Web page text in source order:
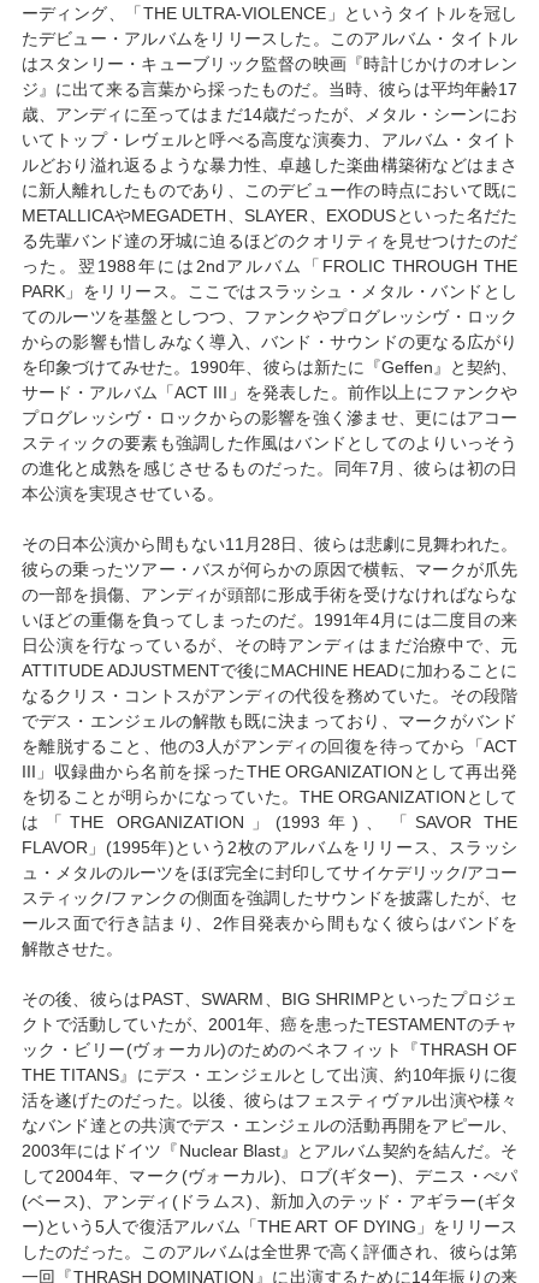
ーディング、「THE ULTRA-VIOLENCE」というタイトルを冠し
たデビュー・アルバムをリリースした。このアルバム・タイトル
はスタンリー・キューブリック監督の映画『時計じかけのオレン
ジ』に出て来る言葉から採ったものだ。当時、彼らは平均年齢17
歳、アンディに至ってはまだ14歳だったが、メタル・シーンにお
いてトップ・レヴェルと呼べる高度な演奏力、アルバム・タイト
ルどおり溢れ返るような暴力性、卓越した楽曲構築術などはまさ
に新人離れしたものであり、このデビュー作の時点において既に
METALLICAやMEGADETH、SLAYER、EXODUSといった名だた
る先輩バンド達の牙城に迫るほどのクオリティを見せつけたのだ
った。翌1988年には2ndアルバム「FROLIC THROUGH THE
PARK」をリリース。ここではスラッシュ・メタル・バンドとし
てのルーツを基盤としつつ、ファンクやプログレッシヴ・ロック
からの影響も惜しみなく導入、バンド・サウンドの更なる広がり
を印象づけてみせた。1990年、彼らは新たに『Geffen』と契約、
サード・アルバム「ACT III」を発表した。前作以上にファンクや
プログレッシヴ・ロックからの影響を強く滲ませ、更にはアコー
スティックの要素も強調した作風はバンドとしてのよりいっそう
の進化と成熟を感じさせるものだった。同年7月、彼らは初の日
本公演を実現させている。
その日本公演から間もない11月28日、彼らは悲劇に見舞われた。
彼らの乗ったツアー・バスが何らかの原因で横転、マークが爪先
の一部を損傷、アンディが頭部に形成手術を受けなければならな
いほどの重傷を負ってしまったのだ。1991年4月には二度目の来
日公演を行なっているが、その時アンディはまだ治療中で、元
ATTITUDE ADJUSTMENTで後にMACHINE HEADに加わることに
なるクリス・コントスがアンディの代役を務めていた。その段階
でデス・エンジェルの解散も既に決まっており、マークがバンド
を離脱すること、他の3人がアンディの回復を待ってから「ACT
III」収録曲から名前を採ったTHE ORGANIZATIONとして再出発
を切ることが明らかになっていた。THE ORGANIZATIONとして
は「THE ORGANIZATION」(1993年)、「SAVOR THE
FLAVOR」(1995年)という2枚のアルバムをリリース、スラッシ
ュ・メタルのルーツをほぼ完全に封印してサイケデリック/アコー
スティック/ファンクの側面を強調したサウンドを披露したが、セ
ールス面で行き詰まり、2作目発表から間もなく彼らはバンドを
解散させた。
その後、彼らはPAST、SWARM、BIG SHRIMPといったプロジェ
クトで活動していたが、2001年、癌を患ったTESTAMENTのチャ
ック・ビリー(ヴォーカル)のためのベネフィット『THRASH OF
THE TITANS』にデス・エンジェルとして出演、約10年振りに復
活を遂げたのだった。以後、彼らはフェスティヴァル出演や様々
なバンド達との共演でデス・エンジェルの活動再開をアピール、
2003年にはドイツ『Nuclear Blast』とアルバム契約を結んだ。そ
して2004年、マーク(ヴォーカル)、ロブ(ギター)、デニス・ぺパ
(ベース)、アンディ(ドラムス)、新加入のテッド・アギラー(ギタ
ー)という5人で復活アルバム「THE ART OF DYING」をリリース
したのだった。このアルバムは全世界で高く評価され、彼らは第
一回『THRASH DOMINATION』に出演するために14年振りの来